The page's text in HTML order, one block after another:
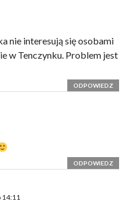
nie interesują się osobami
w Tenczynku. Problem jest
ODPOWIEDZ
ODPOWIEDZ
14:11